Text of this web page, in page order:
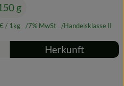
g
€/ 1kg 7% MwSt Handelsklasse II
Rezepte
Herkunft